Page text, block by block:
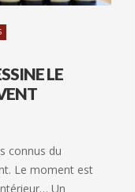
LE
connus du
Le moment est
Un